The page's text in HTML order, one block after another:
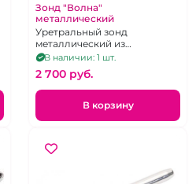
Зонд "Волна"
металлический
Уретральный зонд
металлический из
хирургической стали с
шариком на конце ручки.
В наличии: 1 шт.
2 700 pуб.
В корзину